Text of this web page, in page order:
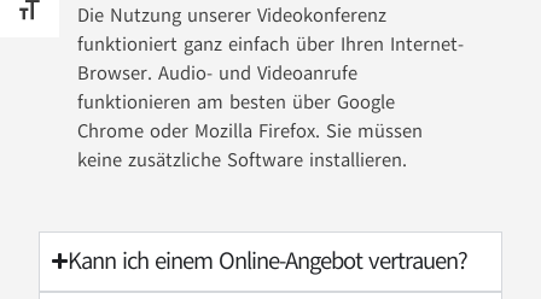
SCHRIFT VERGRÖSSERN
Die Nutzung unserer Videokonferenz
funktioniert ganz einfach über Ihren Internet-
Browser. Audio- und Videoanrufe
funktionieren am besten über Google
Chrome oder Mozilla Firefox. Sie müssen
keine zusätzliche Software installieren.
Kann ich einem Online-Angebot vertrauen?